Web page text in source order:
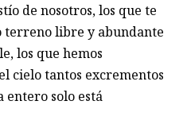
de nosotros, los que te
terreno libre y abundante
los que hemos
cielo tantos excrementos
entero solo está